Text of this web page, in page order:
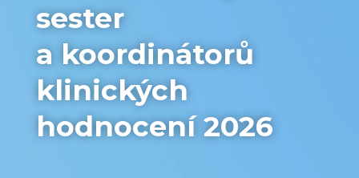
sester
a koordinátorů
klinických
hodnocení 2026